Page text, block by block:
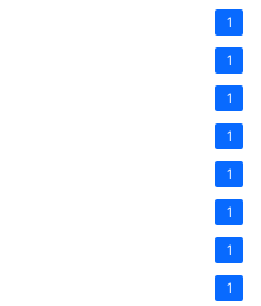
1
1
1
1
1
1
1
1